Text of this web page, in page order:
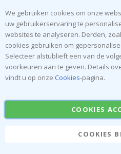
We gebruiken cookies om onze
uw gebruikerservaring te
websites te analyseren. Derden,
cookies gebruiken om
Selecteer alstublieft een van de
voorkeuren aan te geven. Details
vindt u op onze Cookies-pagina.
COOKIES
COOKIES